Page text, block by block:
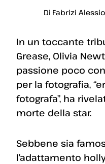
Di Fabrizi Alessio
In un toccante
Grease, Olivia
passione poco
per la fotografia,
fotografa”, ha
morte della star.
Sebbene sia
l’adattamento